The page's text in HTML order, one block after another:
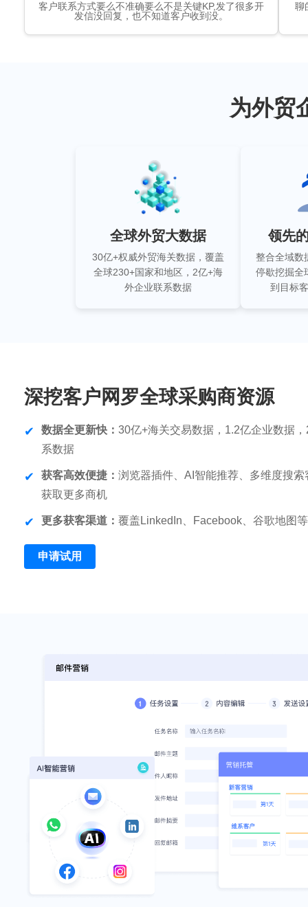
客户联系方式要么不准确要么不是关键KP,发了很多开
发信没回复，也不知道客户收到没。
聊
为外贸
全球外贸大数据
30亿+权威外贸海关数据，覆盖
全球230+国家和地区，2亿+海
外企业联系数据
领先
整合全域数
停歇挖掘全
到目标
深挖客户网罗全球采购商资源
数据全更新快： 30亿+海关交易数据，1.2亿企业数据
系数据
获客高效便捷： 浏览器插件、AI智能推荐、多维度搜
获取更多商机
更多获客渠道： 覆盖LinkedIn、Facebook、谷歌地图
申请试用